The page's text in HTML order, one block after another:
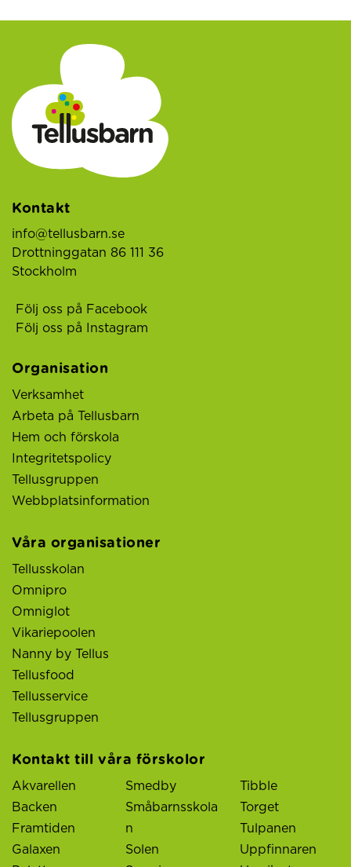
Kontakt
info@tellusbarn.se
Drottninggatan 86 111 36
Stockholm
Följ oss på Facebook
Följ oss på Instagram
Organisation
Verksamhet
Arbeta på Tellusbarn
Hem och förskola
Integritetspolicy
Tellusgruppen
Webbplatsinformation
Våra organisationer
Tellusskolan
Omnipro
Omniglot
Vikariepoolen
Nanny by Tellus
Tellusfood
Tellusservice
Tellusgruppen
Kontakt till våra förskolor
Akvarellen
Backen
Framtiden
Galaxen
Smedby
Småbarnsskola
n
Solen
Tibble
Torget
Tulpanen
Uppfinnaren